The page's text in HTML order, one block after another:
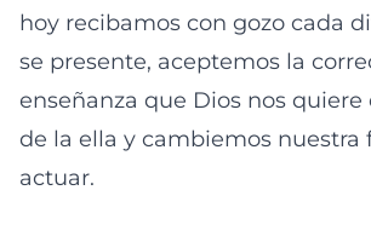
hoy recibamos con gozo cada
se presente, aceptemos la
enseñanza que Dios nos
de la ella y cambiemos nuestra
actuar.